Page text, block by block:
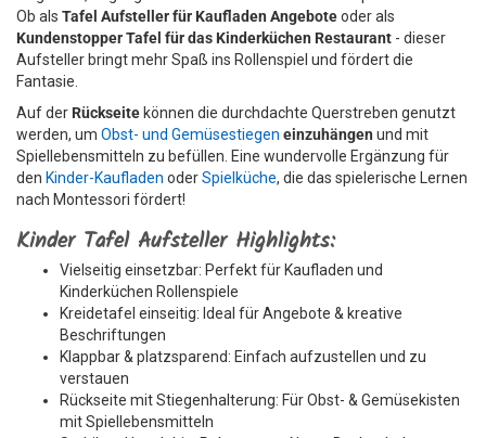
Ob als Tafel Aufsteller für Kaufladen Angeboteoder als
Kundenstopper Tafel für das Kinderküchen Restaurant - dieser
Aufsteller bringt mehr Spaß ins Rollenspiel und fördert die
Fantasie.
Auf der Rückseite können die durchdachte Querstreben genutzt
werden, um Obst- und Gemüsestiegen einzuhängen und mit
Spiellebensmitteln zu befüllen. Eine wundervolle Ergänzung für
den Kinder-Kaufladen oderSpielküche, die das spielerische Lernen
nach Montessori fördert!
Kinder Tafel Aufsteller Highlights:
Vielseitig einsetzbar: Perfekt für Kaufladen und
Kinderküchen Rollenspiele
Kreidetafel einseitig: Ideal für Angebote & kreative
Beschriftungen
Klappbar & platzsparend: Einfach aufzustellen und zu
verstauen
Rückseite mit Stiegenhalterung: Für Obst- & Gemüsekisten
mit Spiellebensmitteln